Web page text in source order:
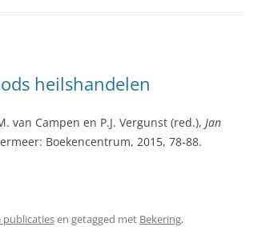
heilshandelen
van Campen en P.J. Vergunst (red.), Jan
Boekencentrum, 2015, 78-88.
publicatiesen getagged met Bekering,